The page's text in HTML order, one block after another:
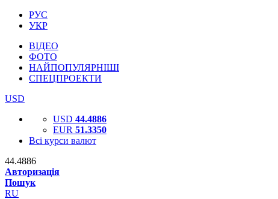
РУС
УКР
ВІДЕО
ФОТО
НАЙПОПУЛЯРНІШІ
СПЕЦПРОЕКТИ
USD
USD 44.4886
EUR 51.3350
Всі курси валют
44.4886
Авторизація
Пошук
RU